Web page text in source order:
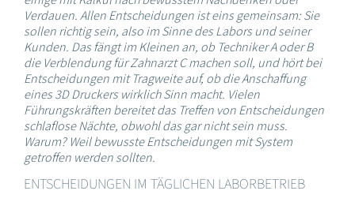
Verdauen. Allen Entscheidungen ist eins gemeinsam: Sie
sollen richtig sein, also im Sinne des Labors und seiner
Kunden. Das fängt im Kleinen an, ob Techniker A oder B
die Verblendung für Zahnarzt C machen soll, und hört bei
Entscheidungen mit Tragweite auf, ob die Anschaffung
eines 3D Druckers wirklich Sinn macht. Vielen
Führungskräften bereitet das Treffen von Entscheidungen
schlaflose Nächte, obwohl das gar nicht sein muss.
Warum? Weil bewusste Entscheidungen mit System
getroffen werden sollten.
ENTSCHEIDUNGEN IM TÄGLICHEN LABORBETRIEB